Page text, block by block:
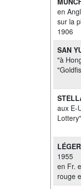
en
sur la
1906
SAN
"à
aux E-
1955
en Fr.
rouge